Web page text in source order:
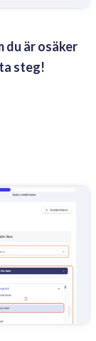
du är osäker
steg!